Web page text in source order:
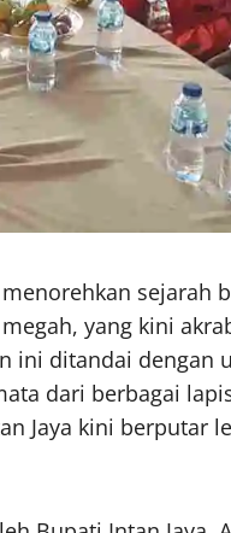
sejarah
yang kini
ini ditandai dengan
dari berbagai
Jaya kini berputar